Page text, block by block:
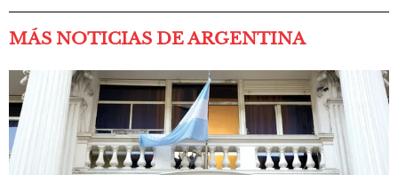
MÁS NOTICIAS DE ARGENTINA